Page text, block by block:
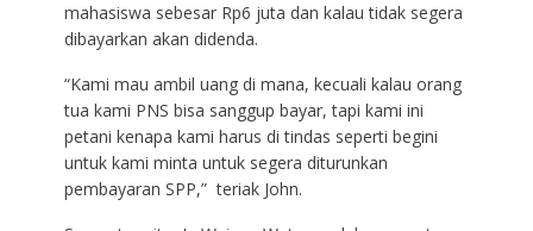
mahasiswa sebesar Rp6 juta dan kalau tidak segera
dibayarkan akan didenda.
“Kami mau ambil uang di mana, kecuali kalau orang
tua kami PNS bisa sanggup bayar, tapi kami ini
petani kenapa kami harus di tindas seperti begini
untuk kami minta untuk segera diturunkan
pembayaran SPP,” teriak John.